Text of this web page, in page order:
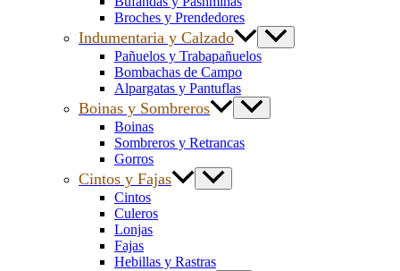
Broches y Prendedores
Indumentaria y Calzado
Pañuelos y Trabapañuelos
Bombachas de Campo
Alpargatas y Pantuflas
Boinas y Sombreros
Boinas
Sombreros y Retrancas
Gorros
Cintos y Fajas
Cintos
Culeros
Lonjas
Fajas
Hebillas y Rastras